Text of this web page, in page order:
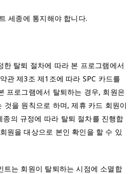
세종에 통지해야 합니다.
한 탈퇴 절차에 따라 본 프로그램에서
관 제3조 제1조에 따라 SPC 카드를
프로그램에서 탈퇴하는 경우, 회원은
것을 원칙으로 하며, 제휴 카드 회원이
의 규정에 따라 탈퇴 절차를 진행합
원을 대상으로 본인 확인을 할 수 있
트는 회원이 탈퇴하는 시점에 소멸합